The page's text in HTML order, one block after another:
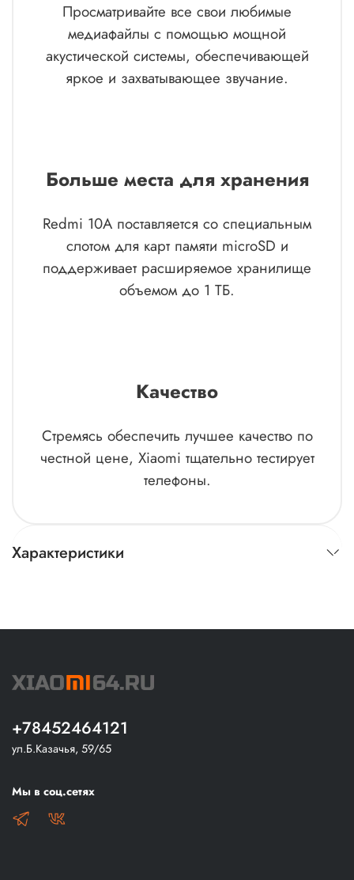
Просматривайте все свои любимые
медиафайлы с помощью мощной
акустической системы, обеспечивающей
яркое и захватывающее звучание.
Больше места для хранения
Redmi 10A поставляется со специальным
слотом для карт памяти microSD и
поддерживает расширяемое хранилище
объемом до 1 ТБ.
Качество
Стремясь обеспечить лучшее качество по
честной цене, Xiaomi тщательно тестирует
телефоны.
Характеристики
+78452464121
ул.Б.Казачья, 59/65
Мы в соц.сетях